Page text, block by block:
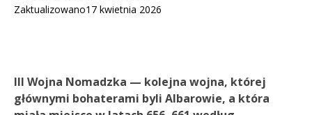
Zaktualizowano17 kwietnia 2026
III Wojna Nomadzka — kolejna wojna, której
głównymi bohaterami byli Albarowie, a która